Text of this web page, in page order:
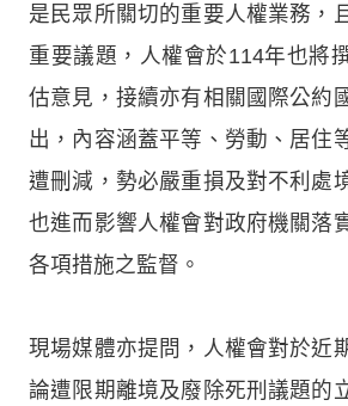
是民眾所關切的重要人權業務，
重要議題，人權會於114年也將
估意見，接續亦有相關國際公約
出，內容涵蓋平等、勞動、居住
遭刪減，勢必嚴重損及對不利處
也進而影響人權會對政府機關落
各項措施之監督。
現場媒體亦提問，人權會對於近
論遭限期離境及廢除死刑議題的